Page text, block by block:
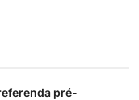
pré-